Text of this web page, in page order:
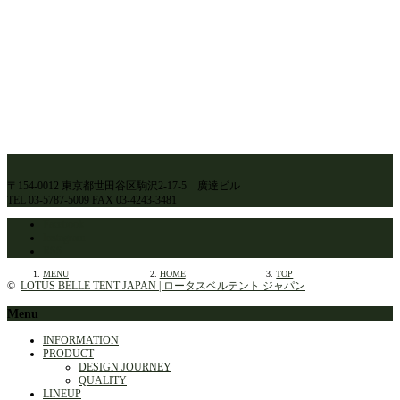
〒154-0012 東京都世田谷区駒沢2-17-5 廣達ビル
TEL 03-5787-5009 FAX 03-4243-3481
MENU HOME TOP
© LOTUS BELLE TENT JAPAN | ロータスベルテント ジャパン
Menu
INFORMATION
PRODUCT
DESIGN JOURNEY
QUALITY
LINEUP